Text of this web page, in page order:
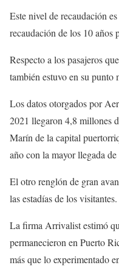
Este nivel de recaudación
recaudación de los 10 años
Respecto a los pasajeros
también estuvo en su punto
Los datos otorgados por
2021 llegaron 4,8 millones
Marín de la capital
año con la mayor llegada
El otro renglón de gran
las estadías de los visitantes.
La firma Arrivalist estimó
permanecieron en Puerto
más que lo experimentado